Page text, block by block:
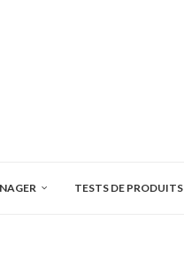
TESTS DE PRODUITS